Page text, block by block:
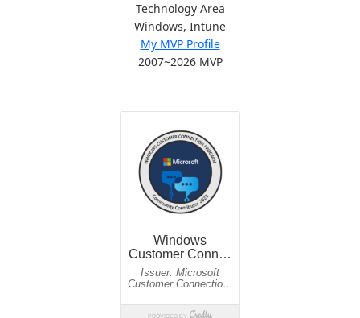
Technology Area
Windows, Intune
My MVP Profile
2007~2026 MVP